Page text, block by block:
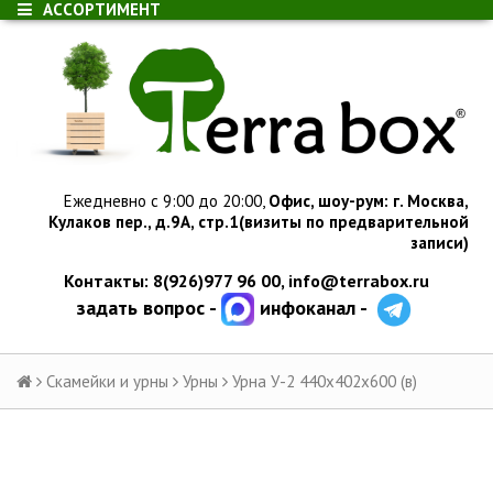
АССОРТИМЕНТ
Ежедневно с 9:00 до 20:00, Офис, шоу-рум: г. Москва,
Кулаков пер., д.9А, стр.1(визиты по предварительной
записи)
Контакты: 8(926)977 96 00, info@terrabox.ru
задать вопрос - инфоканал -
Скамейки и урны Урны Урна У-2 440х402х600 (в)